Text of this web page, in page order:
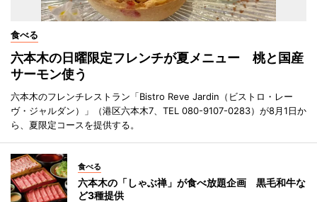
食べる
六本木の日曜限定フレンチが夏メニュー 桃と国産
サーモン使う
六本木のフレンチレストラン「Bistro Reve Jardin（ビストロ・レー
ヴ・ジャルダン）」（港区六本木7、TEL 080-9107-0283）が8月1日か
ら、夏限定コースを提供する。
食べる
六本木の「しゃぶ禅」が食べ放題企画 黒毛和牛な
ど3種提供